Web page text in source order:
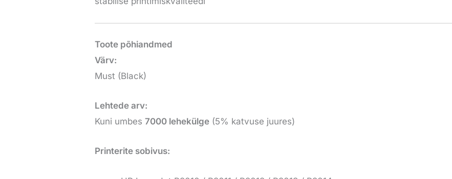
Toote põhiandmed
Värv:
Must (Black)
Lehtede arv:
Kuni umbes7000 lehekülge (5% katvuse juures)
Printerite sobivus: